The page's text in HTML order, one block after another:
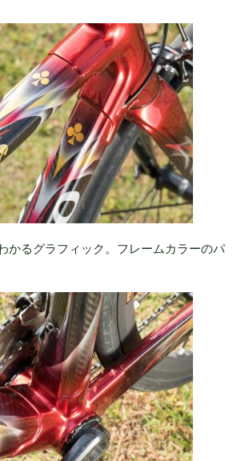
かるグラフィック。フレームカラーのパ